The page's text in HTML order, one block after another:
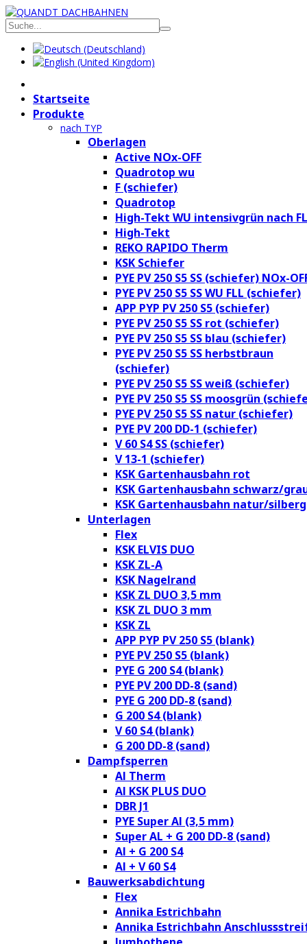
Startseite
Produkte
nach TYP
Oberlagen
Active NOx-OFF
Quadrotop wu
F (schiefer)
Quadrotop
High-Tekt WU intensivgrün nach
High-Tekt
REKO RAPIDO Therm
KSK Schiefer
PYE PV 250 S5 SS (schiefer) NOx-
PYE PV 250 S5 SS WU FLL (schiefer)
APP PYP PV 250 S5 (schiefer)
PYE PV 250 S5 SS rot (schiefer)
PYE PV 250 S5 SS blau (schiefer)
PYE PV 250 S5 SS herbstbraun
(schiefer)
PYE PV 250 S5 SS weiß (schiefer)
PYE PV 250 S5 SS moosgrün
PYE PV 250 S5 SS natur (schiefer)
PYE PV 200 DD-1 (schiefer)
V 60 S4 SS (schiefer)
V 13-1 (schiefer)
KSK Gartenhausbahn rot
KSK Gartenhausbahn schwarz/
KSK Gartenhausbahn natur/
Unterlagen
Flex
KSK ELVIS DUO
KSK ZL-A
KSK Nagelrand
KSK ZL DUO 3,5 mm
KSK ZL DUO 3 mm
KSK ZL
APP PYP PV 250 S5 (blank)
PYE PV 250 S5 (blank)
PYE G 200 S4 (blank)
PYE PV 200 DD-8 (sand)
PYE G 200 DD-8 (sand)
G 200 S4 (blank)
V 60 S4 (blank)
G 200 DD-8 (sand)
Dampfsperren
Al Therm
Al KSK PLUS DUO
DBR J1
PYE Super Al (3,5 mm)
Super AL + G 200 DD-8 (sand)
Al + G 200 S4
Al + V 60 S4
Bauwerksabdichtung
Flex
Annika Estrichbahn
Annika Estrichbahn